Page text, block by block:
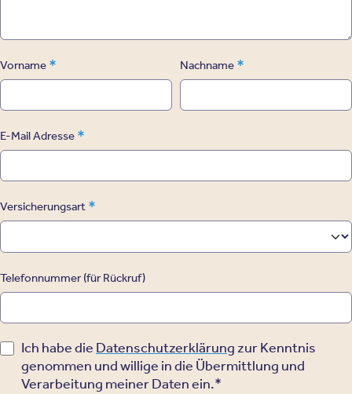
Vorname * Nachname *
E-Mail Adresse *
Versicherungsart *
Telefonnummer (für Rückruf)
Ich habe die Datenschutzerklärung zur Kenntnis
genommen und willige in die Übermittlung und
Verarbeitung meiner Daten ein.*